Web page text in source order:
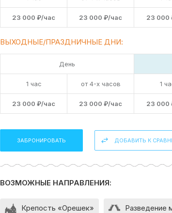
23 000 ₽/час 23 000 ₽/час 23 000
ВЫХОДНЫЕ/ПРАЗДНИЧНЫЕ ДНИ:
День
1 час от 4-х часов 1
23 000 ₽/час 23 000 ₽/час 23 000
ЗАБРОНИРОВАТЬ ДОБАВИТЬ К
ВОЗМОЖНЫЕ НАПРАВЛЕНИЯ:
Крепость «Орешек» Разведение